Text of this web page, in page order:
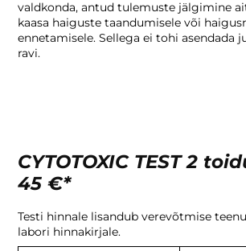
valdkonda, antud tulemuste jälgimine
kaasa haiguste taandumisele või
ennetamisele. Sellega ei tohi asendada
ravi.
CYTOTOXIC TEST 2
45 €*
Testi hinnale lisandub verevõtmise
labori hinnakirjale.